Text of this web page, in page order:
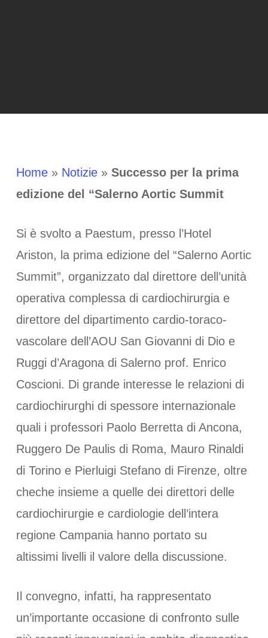
Home» Notizie» Successo per la prima
edizione del “Salerno Aortic Summit
Si è svolto a Paestum, presso l’Hotel
Ariston, la prima edizione del “Salerno Aortic
Summit”, organizzato dal direttore dell’unità
operativa complessa di cardiochirurgia e
direttore del dipartimento cardio-toraco-
vascolare dell’AOU San Giovanni di Dio e
Ruggi d’Aragona di Salerno prof. Enrico
Coscioni. Di grande interesse le relazioni di
cardiochirurghi di spessore internazionale
quali i professori Paolo Berretta di Ancona,
Ruggero De Paulis di Roma, Mauro Rinaldi
di Torino e Pierluigi Stefano di Firenze, oltre
cheche insieme a quelle dei direttori delle
cardiochirurgie e cardiologie dell’intera
regione Campania hanno portato su
altissimi livelli il valore della discussione.
Il convegno, infatti, ha rappresentato
un’importante occasione di confronto sulle